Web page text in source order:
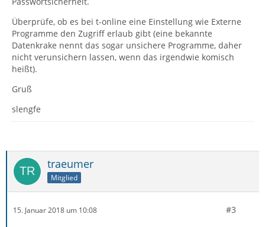
Überprüfe, ob es bei t-online eine Einstellung wie Externe
Programme den Zugriff erlaub gibt (eine bekannte
Datenkrake nennt das sogar unsichere Programme, daher
nicht verunsichern lassen, wenn das irgendwie komisch
heißt).
Gruß
slengfe
traeumer
Mitglied
15. Januar 2018 um 10:08 #3